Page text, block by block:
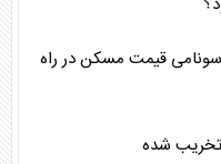
بازار مسکن در سال ۱۴۰۴ / سونامی قیمت مسکن در راه
شده